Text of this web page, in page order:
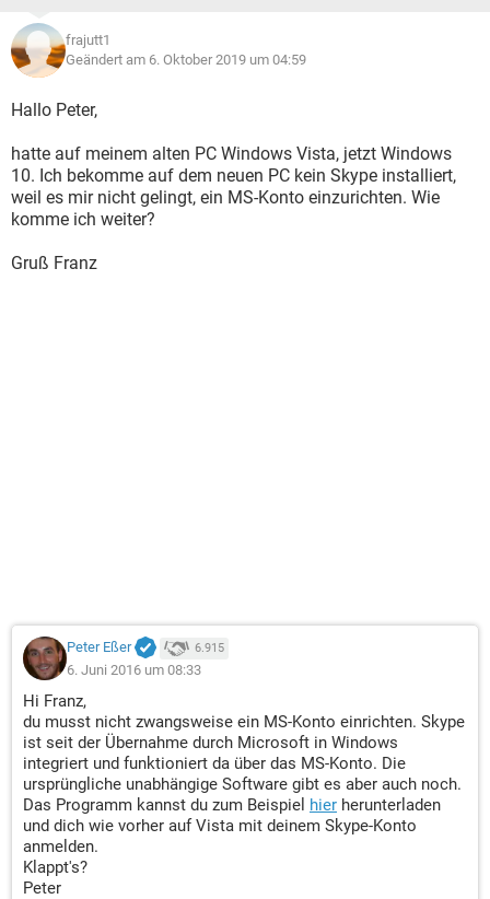
frajutt1
Geändert am 6. Oktober 2019 um 04:59
Hallo Peter,
hatte auf meinem alten PC Windows Vista, jetzt Windows
10. Ich bekomme auf dem neuen PC kein Skype installiert,
weil es mir nicht gelingt, ein MS-Konto einzurichten. Wie
komme ich weiter?
Gruß Franz
Peter Eßer 6.915
6. Juni 2016 um 08:33
Hi Franz,
du musst nicht zwangsweise ein MS-Konto einrichten. Skype
ist seit der Übernahme durch Microsoft in Windows
integriert und funktioniert da über das MS-Konto. Die
ursprüngliche unabhängige Software gibt es aber auch noch.
Das Programm kannst du zum Beispiel hier herunterladen
und dich wie vorher auf Vista mit deinem Skype-Konto
anmelden.
Klappt's?
Peter